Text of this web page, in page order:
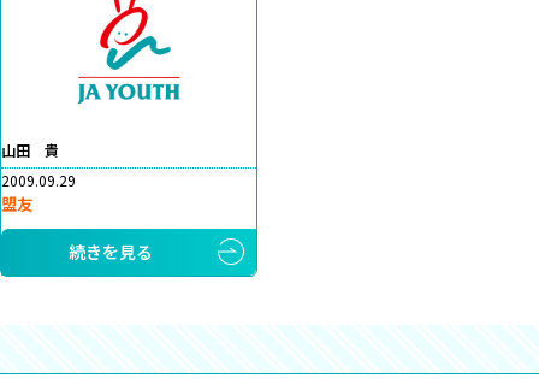
山田 貴
2009.09.29
盟友
続きを見る